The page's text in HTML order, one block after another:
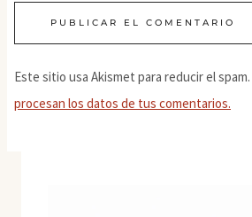
Este sitio usa Akismet para reducir el spam.
procesan los datos de tus comentarios.